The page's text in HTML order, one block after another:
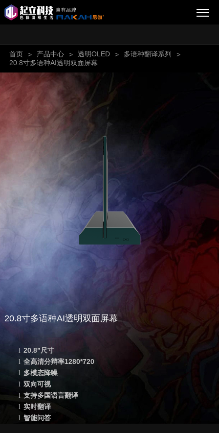
首页 > 产品中心 > 透明OLED > 多语种翻译系列
>
20.8寸多语种AI透明双面屏幕
20.8寸多语种AI透明双面屏幕
l 20.8”尺寸
l 全高清分辩率1280*720
l 多模态降噪
l 双向可视
l 支持多国语言翻译
l 实时翻译
l 智能问答